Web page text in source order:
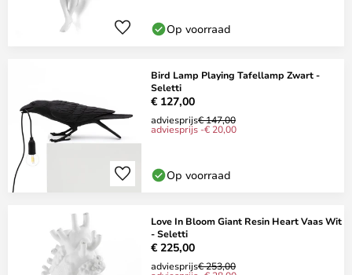
Op voorraad
Bird Lamp Playing Tafellamp Zwart -
Seletti
€ 127,00
adviesprijs€ 147,00
adviesprijs -€ 20,00
Op voorraad
Love In Bloom Giant Resin Heart Vaas Wit
- Seletti
€ 225,00
adviesprijs€ 253,00